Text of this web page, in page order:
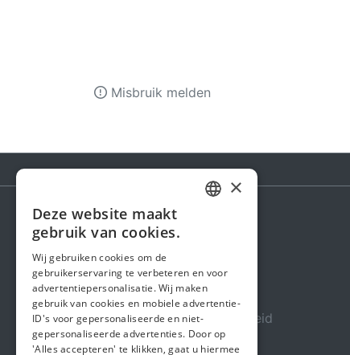
Misbruik melden
Steunactie
Over ons
In de media
Veiligheid & Betrouwbaarheid
Algemene voorwaarden
ENGLISH
×
Deze website maakt
gebruik van cookies.
Wij gebruiken cookies om de
gebruikerservaring te verbeteren en voor
advertentiepersonalisatie. Wij maken
gebruik van cookies en mobiele advertentie-
ID's voor gepersonaliseerde en niet-
gepersonaliseerde advertenties. Door op
'Alles accepteren' te klikken, gaat u hiermee